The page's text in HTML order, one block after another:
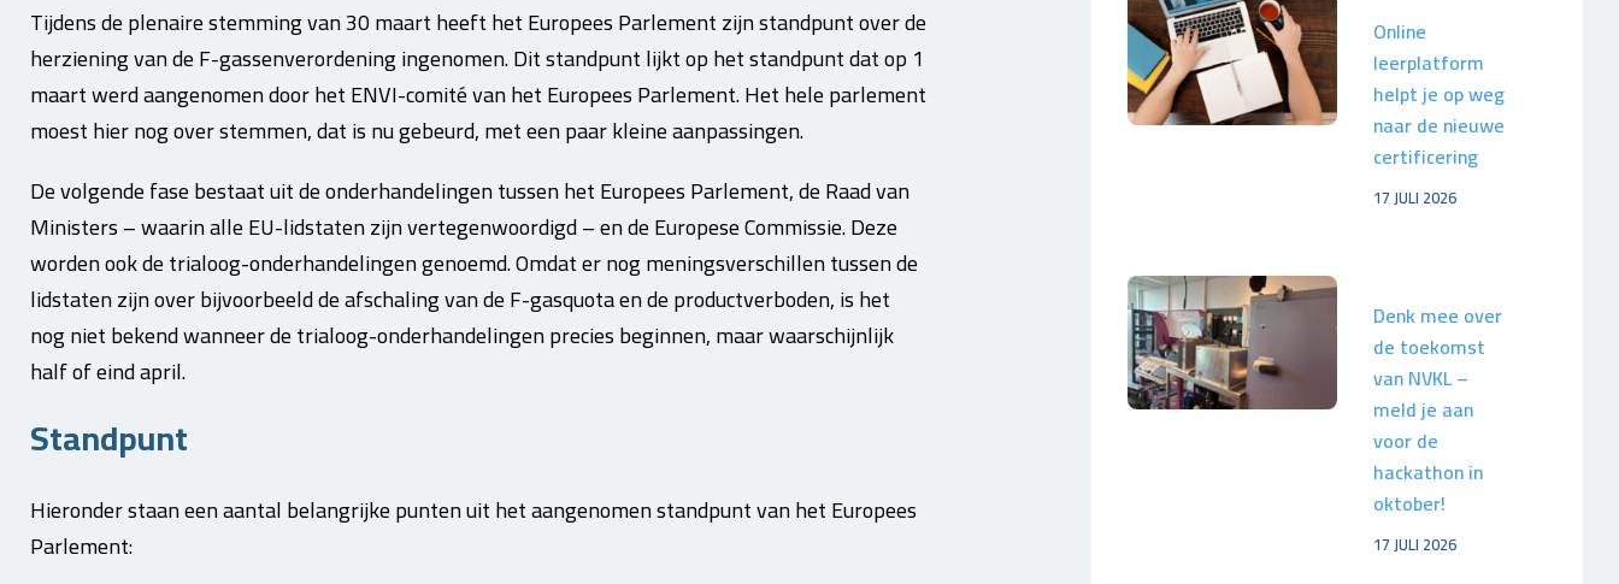
Tijdens de plenaire stemming van 30 maart heeft het Europees Parlement zijn standpunt over de
herziening van de F-gassenverordening ingenomen. Dit standpunt lijkt op het standpunt dat op 1
maart werd aangenomen door het ENVI-comité van het Europees Parlement. Het hele parlement
moest hier nog over stemmen, dat is nu gebeurd, met een paar kleine aanpassingen.
De volgende fase bestaat uit de onderhandelingen tussen het Europees Parlement, de Raad van
Ministers – waarin alle EU-lidstaten zijn vertegenwoordigd – en de Europese Commissie. Deze
worden ook de trialoog-onderhandelingen genoemd. Omdat er nog meningsverschillen tussen de
lidstaten zijn over bijvoorbeeld de afschaling van de F-gasquota en de productverboden, is het
nog niet bekend wanneer de trialoog-onderhandelingen precies beginnen, maar waarschijnlijk
half of eind april.
Standpunt
Hieronder staan een aantal belangrijke punten uit het aangenomen standpunt van het Europees
Parlement:
Online
leerplatform
helpt je op weg
naar de nieuwe
certificering
17 JULI 2026
Denk mee over
de toekomst
van NVKL –
meld je aan
voor de
hackathon in
oktober!
17 JULI 2026